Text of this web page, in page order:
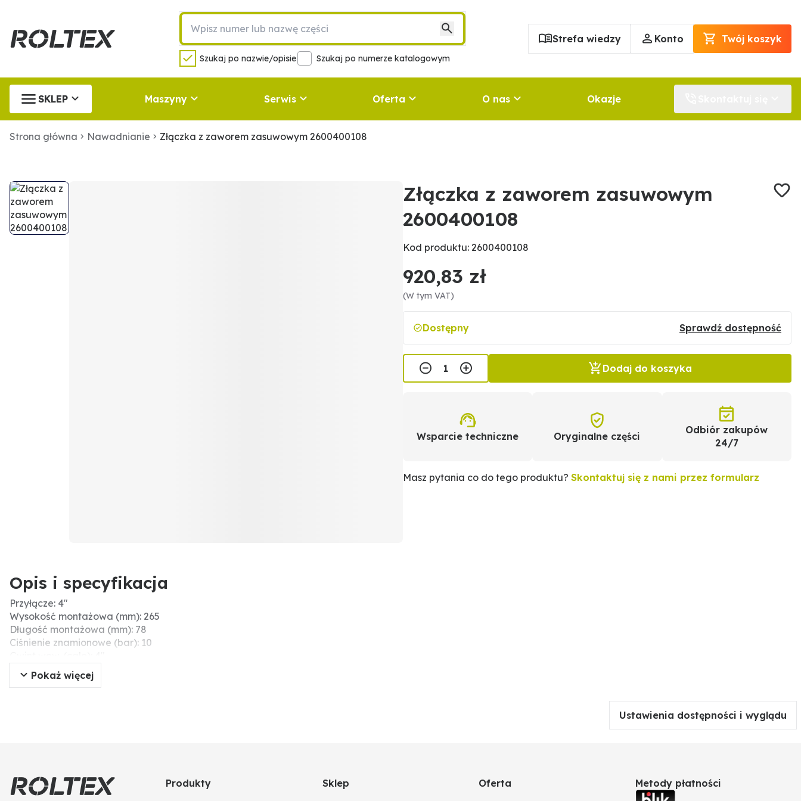
Szukaj po nazwie/opisie Szukaj po numerze katalogowym
Strefa wiedzy Konto Twój koszyk
SKLEP Maszyny Serwis Oferta O nas Okazje
Strona główna Nawadnianie Złączka z zaworem zasuwowym 2600400108
Złączka z zaworem zasuwowym
2600400108
Kod produktu: 2600400108
920,83 zł
(W tym VAT)
Dostępny Sprawdź dostępność
Dodaj do koszyka
Wsparcie techniczne Oryginalne części
Odbiór zakupów
24/7
Masz pytania co do tego produktu? Skontaktuj się z nami przez formularz
Opis i specyfikacja
Przyłącze: 4"
Wysokość montażowa (mm): 265
Długość montażowa (mm): 78
Ciśnienie znamionowe (bar): 10
Uruchamianie zaworu: Handrad
Pokaż więcej
Ustawienia dostępności i wyglądu
Produkty Sklep Oferta Metody płatności